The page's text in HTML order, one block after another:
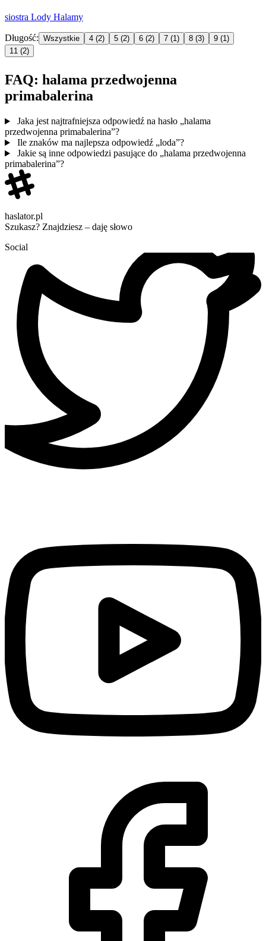
siostra Lody Halamy
Długość: Wszystkie 4 (2) 5 (2) 6 (2) 7 (1) 8 (3) 9 (1)
11 (2)
FAQ: halama przedwojenna
primabalerina
Jaka jest najtrafniejsza odpowiedź na hasło „halama
przedwojenna primabalerina”?
Ile znaków ma najlepsza odpowiedź „loda”?
Jakie są inne odpowiedzi pasujące do „halama przedwojenna
primabalerina”?
haslator.pl
Szukasz? Znajdziesz – daję słowo
Social